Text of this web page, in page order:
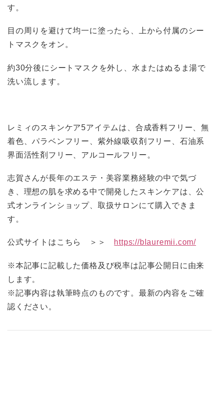
す。
目の周りを避けて均一に塗ったら、上から付属のシー
トマスクをオン。
約30分後にシートマスクを外し、水またはぬるま湯で
洗い流します。
レミィのスキンケア5アイテムは、合成香料フリー、無
着色、パラベンフリー、紫外線吸収剤フリー、石油系
界面活性剤フリー、アルコールフリー。
​志賀さんが長年のエステ・美容業務経験の中で気づ
き、理想の肌を求める中で開発したスキンケアは、公
式オンラインショップ、取扱サロンにて購入できま
す。
公式サイトはこちら ＞＞ https://blauremii.com/
※本記事に記載した価格及び税率は記事公開日に由来
します。
※記事内容は執筆時点のものです。最新の内容をご確
認ください。